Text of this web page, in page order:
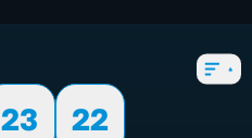
23
22